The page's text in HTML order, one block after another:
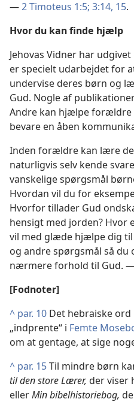
—2 Timoteus 1:5; 3:14, 15.
Hvor du kan finde hjælp
Jehovas Vidner har
er specielt udarbejdet for
undervise deres børn og
Gud. Nogle af
Andre kan hjælpe forældre
bevare en åben
Inden forældre kan lære
naturligvis selv kende
vanskelige spørgsmål
Hvordan vil du for
Hvorfor tillader Gud
hensigt med jorden? Hvor
vil med glæde hjælpe dig til
og andre spørgsmål så du
nærmere forhold til Gud.
[Fodnoter]
^ par. 10 Det hebraiske
„indprente“ i Femte
om at gentage, at sige
^ par. 15Til mindre børn
til den store Lærer, der viser
ellerMin bibelhistoriebog,